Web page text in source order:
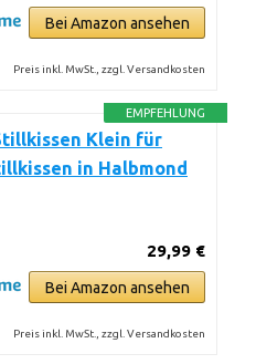
Bei Amazon ansehen
Preis inkl. MwSt., zzgl. Versandkosten
EMPFEHLUNG
Klein für
in Halbmond
29,99 €
Bei Amazon ansehen
Preis inkl. MwSt., zzgl. Versandkosten